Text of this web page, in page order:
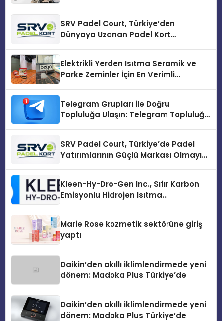
SRV Padel Court, Türkiye’den
Dünyaya Uzanan Padel Kort
Elektrikli Yerden Isıtma Seramik ve
Parke Zeminler İçin En Verimli
Telegram Grupları ile Doğru
Topluluğa Ulaşın: Telegram Topluluğu
SRV Padel Court, Türkiye’de Padel
Yatırımlarının Güçlü Markası Olmayı
Kleen-Hy-Dro-Gen Inc., Sıfır Karbon
Emisyonlu Hidrojen Isıtma
Marie Rose kozmetik sektörüne giriş
yaptı
Daikin’den akıllı iklimlendirmede yeni
dönem: Madoka Plus Türkiye’de
Daikin’den akıllı iklimlendirmede yeni
dönem: Madoka Plus Türkiye’de